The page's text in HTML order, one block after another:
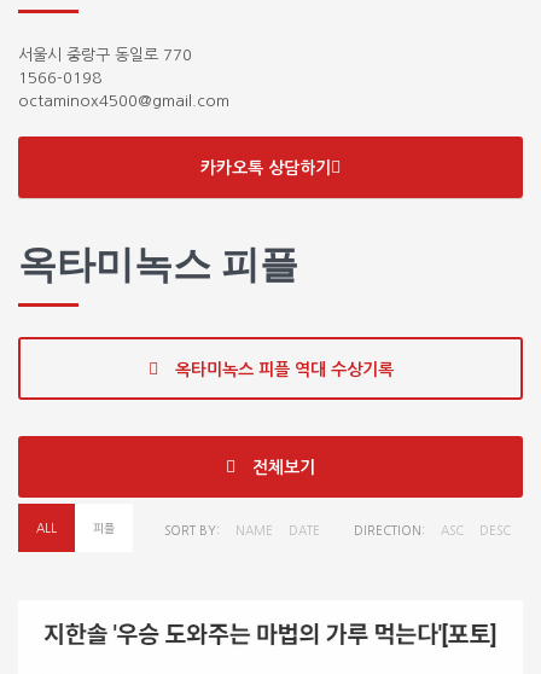
서울시 중랑구 동일로 770
1566-0198
octaminox4500@gmail.com
카카오톡 상담하기
옥타미녹스 피플
옥타미녹스 피플 역대 수상기록
전체보기
SORT BY: NAME DATE DIRECTION: ASC DESC
ALL 피플